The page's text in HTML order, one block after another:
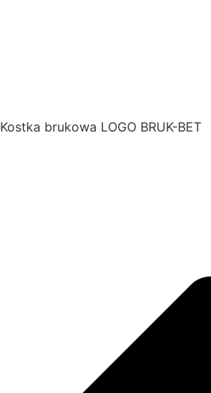
Kostka brukowa LOGO BRUK-BET